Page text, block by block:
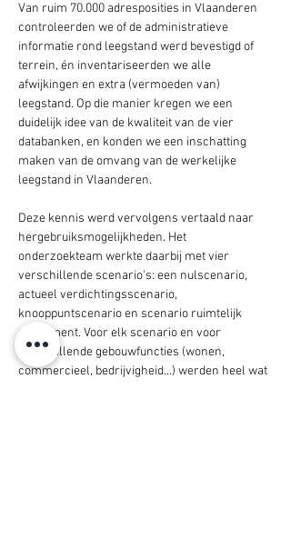
Van ruim 70.000 adresposities in Vlaanderen
controleerden we of de administratieve
informatie rond leegstand werd bevestigd of
terrein, én inventariseerden we alle
afwijkingen en extra (vermoeden van)
leegstand. Op die manier kregen we een
duidelijk idee van de kwaliteit van de vier
databanken, en konden we een inschatting
maken van de omvang van de werkelijke
leegstand in Vlaanderen.
Deze kennis werd vervolgens vertaald naar
hergebruiksmogelijkheden. Het
onderzoekteam werkte daarbij met vier
verschillende scenario's: een nulscenario,
actueel verdichtingsscenario,
knooppuntscenario en scenario ruimtelijk
rendement. Voor elk scenario en voor
verschillende gebouwfuncties (wonen,
commercieel, bedrijvigheid...) werden heel wat